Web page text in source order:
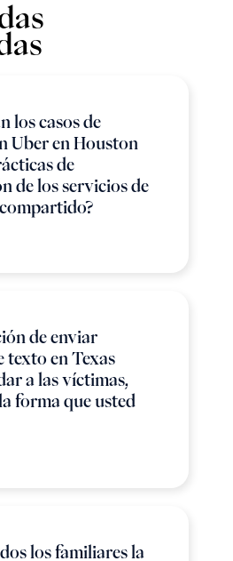
los casos de
Uber en Houston
de
de los servicios de
de enviar
texto en Texas
a las víctimas,
forma que usted
los familiares la